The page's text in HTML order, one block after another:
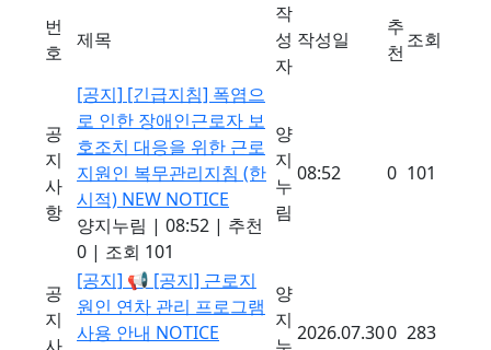
번
호
제목
작
성
자
작성일
추
천
조회
공
지
사
항
[공지] [긴급지침] 폭염으
로 인한 장애인근로자 보
호조치 대응을 위한 근로
지원인 복무관리지침 (한
시적) NEW NOTICE
양지누림 | 08:52 | 추천
0 | 조회 101
양
지
누
림
08:52 0 101
공
지
[공지] 📢 [공지] 근로지
원인 연차 관리 프로그램
사용 안내 NOTICE
양
지
2026.07.300 283